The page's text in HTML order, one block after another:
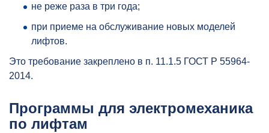
не реже раза в три года;
при приеме на обслуживание новых моделей
лифтов.
Это требование закреплено в п. 11.1.5 ГОСТ Р 55964-
2014.
Программы для электромеханика
по лифтам